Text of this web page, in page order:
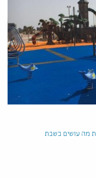
מה עושים בשבת